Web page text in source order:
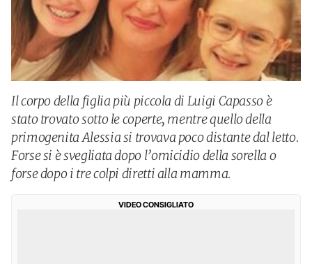
Il corpo della figlia più piccola di Luigi Capasso è
stato trovato sotto le coperte, mentre quello della
primogenita Alessia si trovava poco distante dal letto.
Forse si è svegliata dopo l’omicidio della sorella o
forse dopo i tre colpi diretti alla mamma.
VIDEO CONSIGLIATO